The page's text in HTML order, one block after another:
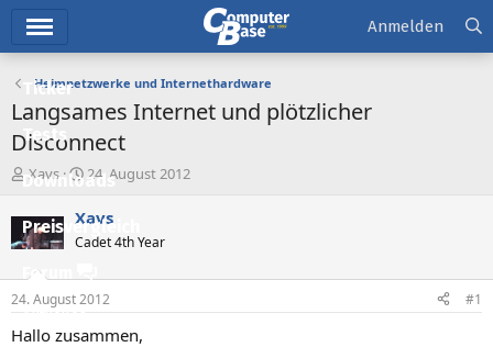
Ticker
Tests
Downloads
Preisvergleich
Forum
Aktuelles
Anmelden
Heimnetzwerke und Internethardware
Langsames Internet und plötzlicher
Disconnect
E
r
s
t
e
e
r
Xavs
E
r
s
e
l
t
a
24. August 2012
Xavs
Cadet 4th Year
24. August 2012 #1
Hallo zusammen,